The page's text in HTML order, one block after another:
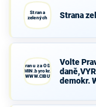
Strana
zelených
Strana
Blok-stranu za ODVOLAT.polit.,NÍZKÉ
demokr. WWW.CIBULKA.NET
Volte
demokr.